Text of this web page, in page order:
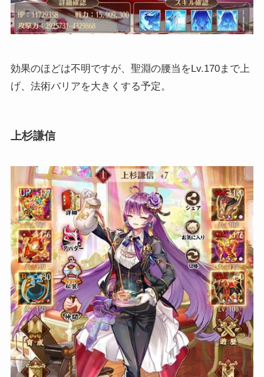
効果のほどは不明ですが、聖淵の腰当をLv.170まで上
げ、法術バリアを大きくする予定。
上杉謙信